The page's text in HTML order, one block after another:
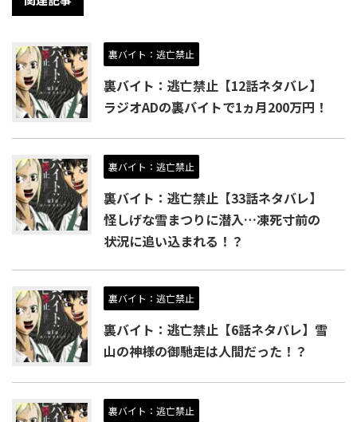
裏バイト：逃亡禁止
裏バイト：逃亡禁止【12話ネタバレ】
ラジオADの裏バイトで1ヵ月200万円！
裏バイト：逃亡禁止
裏バイト：逃亡禁止【33話ネタバレ】
怪しげな雪まつりに潜入…凍死寸前の
状況に追い込まれる！？
裏バイト：逃亡禁止
裏バイト：逃亡禁止【6話ネタバレ】雪
山の神様の御馳走は人間だった！？
裏バイト：逃亡禁止